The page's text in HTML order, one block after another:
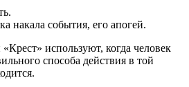
накала события, его апогей.
используют, когда человек
способа действия в той